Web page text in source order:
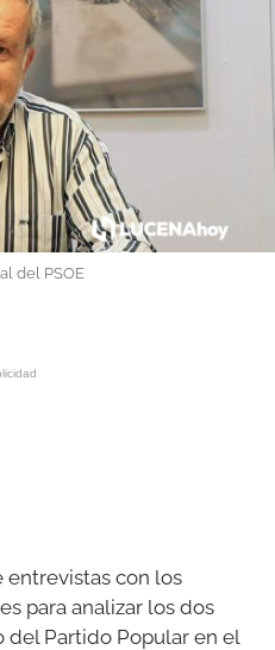
del PSOE
entrevistas con los
para analizar los dos
del Partido Popular en el